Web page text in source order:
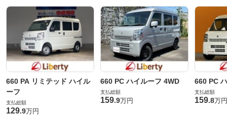
660 PA リミテッド ハイル
ーフ
支払総額
129.9万円
660 PC ハイルーフ 4WD
支払総額
159.9万円
660 PC
支払総額
159.8万円